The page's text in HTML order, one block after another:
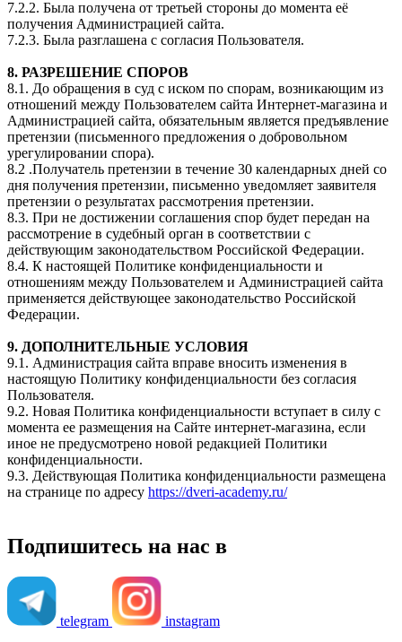
7.2.2. Была получена от третьей стороны до момента её
получения Администрацией сайта.
7.2.3. Была разглашена с согласия Пользователя.
8. РАЗРЕШЕНИЕ СПОРОВ
8.1. До обращения в суд с иском по спорам, возникающим из
отношений между Пользователем сайта Интернет-магазина и
Администрацией сайта, обязательным является предъявление
претензии (письменного предложения о добровольном
урегулировании спора).
8.2 .Получатель претензии в течение 30 календарных дней со
дня получения претензии, письменно уведомляет заявителя
претензии о результатах рассмотрения претензии.
8.3. При не достижении соглашения спор будет передан на
рассмотрение в судебный орган в соответствии с
действующим законодательством Российской Федерации.
8.4. К настоящей Политике конфиденциальности и
отношениям между Пользователем и Администрацией сайта
применяется действующее законодательство Российской
Федерации.
9. ДОПОЛНИТЕЛЬНЫЕ УСЛОВИЯ
9.1. Администрация сайта вправе вносить изменения в
настоящую Политику конфиденциальности без согласия
Пользователя.
9.2. Новая Политика конфиденциальности вступает в силу с
момента ее размещения на Сайте интернет-магазина, если
иное не предусмотрено новой редакцией Политики
конфиденциальности.
9.3. Действующая Политика конфиденциальности размещена
на странице по адресу https://dveri-academy.ru/
Подпишитесь на нас в
telegram
instagram